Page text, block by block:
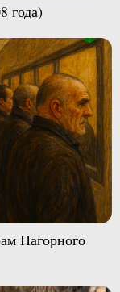
года)
Нагорного